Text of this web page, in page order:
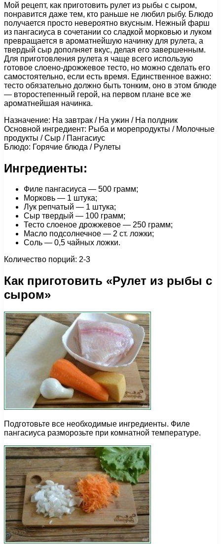
Мой рецепт, как приготовить рулет из рыбы с сыром,
понравится даже тем, кто раньше не любил рыбу. Блюдо
получается просто невероятно вкусным. Нежный фарш
из пангасиуса в сочетании со сладкой морковью и луком
превращается в ароматнейшую начинку для рулета, а
твердый сыр дополняет вкус, делая его завершенным.
Для приготовления рулета я чаще всего использую
готовое слоено-дрожжевое тесто, но можно сделать его
самостоятельно, если есть время. Единственное важно:
тесто обязательно должно быть тонким, оно в этом блюде
— второстепенный герой, на первом плане все же
ароматнейшая начинка.
Назначение: На завтрак / На ужин / На полдник
Основной ингредиент: Рыба и морепродукты / Молочные
продукты / Сыр / Пангасиус
Блюдо: Горячие блюда / Рулеты
Ингредиенты:
Филе пангасиуса — 500 грамм;
Морковь — 1 штука;
Лук репчатый — 1 штука;
Сыр твердый — 100 грамм;
Тесто слоеное дрожжевое — 250 грамм;
Масло подсолнечное — 2 ст. ложки;
Соль — 0,5 чайных ложки.
Количество порций: 2-3
Как приготовить «Рулет из рыбы с
сыром»
Подготовьте все необходимые ингредиенты. Филе
пангасиуса разморозьте при комнатной температуре.